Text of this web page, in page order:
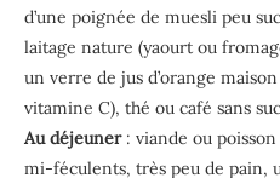
d’une poignée de muesli peu
laitage nature (yaourt ou
un verre de jus d’orange
vitamine C), thé ou café sans
Au déjeuner : viande ou
mi-féculents, très peu de pain,